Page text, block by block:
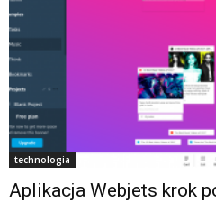
technologia
Aplikacja Webjets krok